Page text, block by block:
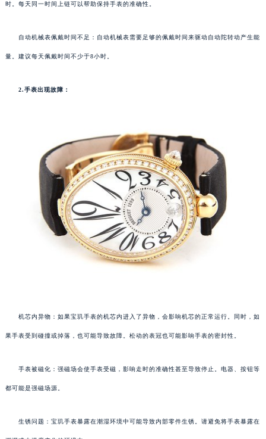
时。每天同一时间上链可以帮助保持手表的准确性。
自动机械表佩戴时间不足：自动机械表需要足够的佩戴时间来驱动自动陀转动产生能
量。建议每天佩戴时间不少于8小时。
2.手表出现故障：
机芯内异物：如果宝玑手表的机芯内进入了异物，会影响机芯的正常运行。同时，如
果手表受到碰撞或掉落，也可能导致故障。松动的表冠也可能影响手表的密封性。
手表被磁化：强磁场会使手表受磁，影响走时的准确性甚至导致停止。电器、按钮等
都可能是强磁场源。
生锈问题：宝玑手表暴露在潮湿环境中可能导致内部零件生锈。请避免将手表暴露在